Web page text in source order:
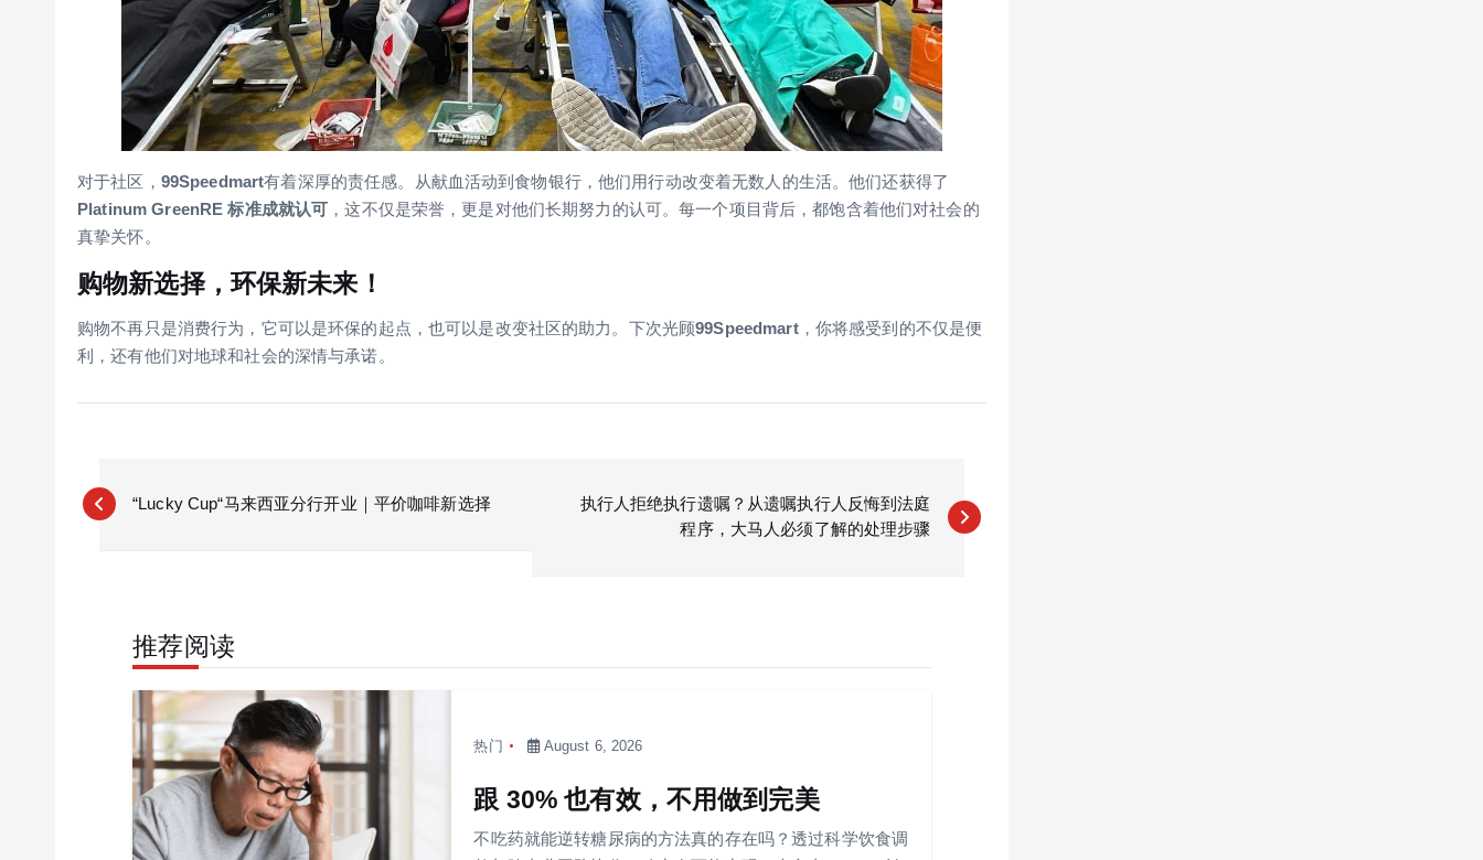
对于社区， 99Speedmart有着深厚的责任感。从献血活动到食物银行，他们用行动改变着无数人的生活。他们还获得了
Platinum GreenRE 标准成就认可 ，这不仅是荣誉，更是对他们长期努力的认可。每一个项目背后，都饱含着他们对社会的
真挚关怀。
购物新选择，环保新未来！
购物不再只是消费行为，它可以是环保的起点，也可以是改变社区的助力。下次光顾99Speedmart，你将感受到的不仅是便
利，还有他们对地球和社会的深情与承诺。
o
“Lucky Cup“马来西亚分行开业｜平价咖啡新选择
执行人拒绝执行遗嘱？从遗嘱执行人反悔到法庭
程序，大马人必须了解的处理步骤
推荐阅读
热门 August 6, 2026
跟 30% 也有效，不用做到完美
不吃药就能逆转糖尿病的方法真的存在吗？透过科学饮食调